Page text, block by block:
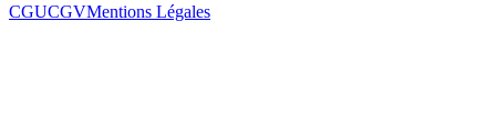
CGUCGVMentions Légales